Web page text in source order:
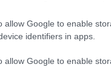
allow Google to enable
identifiers in apps.
allow Google to enable
nella sezioneLogin